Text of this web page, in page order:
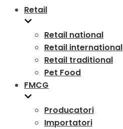
Retail
Retail national
Retail international
Retail traditional
Pet Food
FMCG
Producatori
Importatori